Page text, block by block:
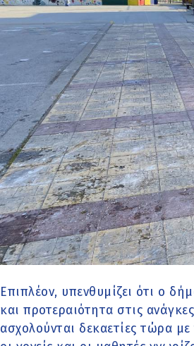
Επιπλέον, υπενθυμίζει ότι ο
και προτεραιότητα στις
ασχολούνται δεκαετίες τώρα